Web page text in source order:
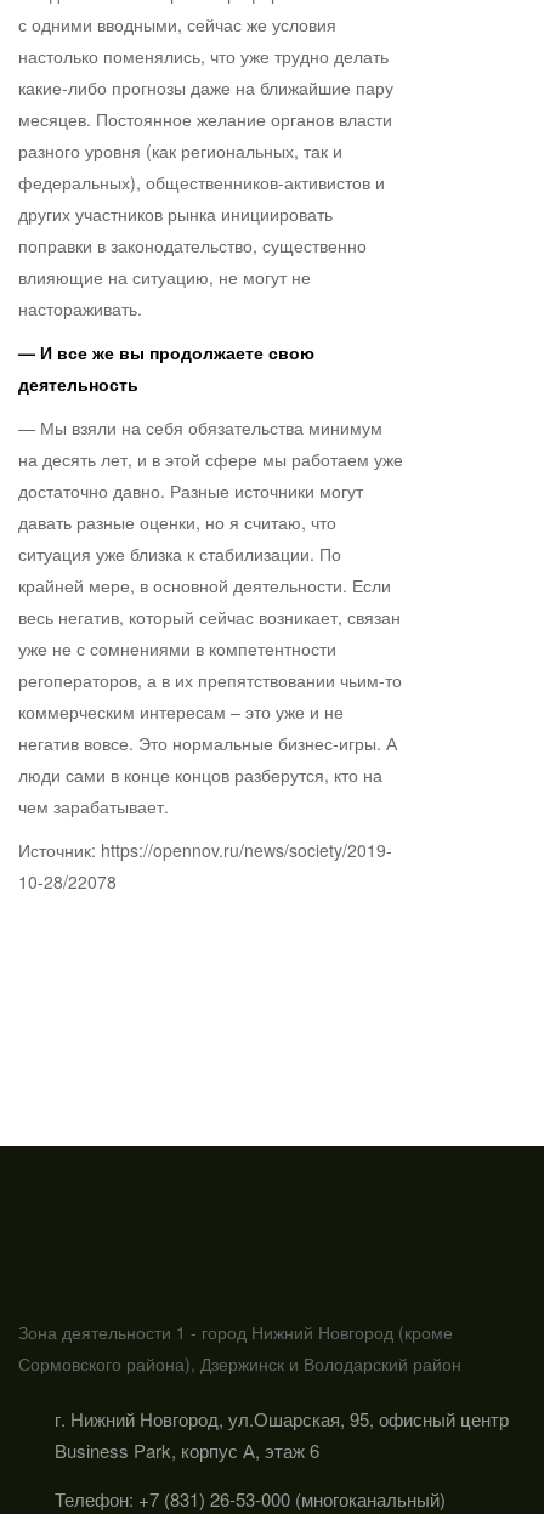
с одними вводными, сейчас же условия
настолько поменялись, что уже трудно делать
какие-либо прогнозы даже на ближайшие пару
месяцев. Постоянное желание органов власти
разного уровня (как региональных, так и
федеральных), общественников-активистов и
других участников рынка инициировать
поправки в законодательство, существенно
влияющие на ситуацию, не могут не
настораживать.
— И все же вы продолжаете свою
деятельность
— Мы взяли на себя обязательства минимум
на десять лет, и в этой сфере мы работаем уже
достаточно давно. Разные источники могут
давать разные оценки, но я считаю, что
ситуация уже близка к стабилизации. По
крайней мере, в основной деятельности. Если
весь негатив, который сейчас возникает, связан
уже не с сомнениями в компетентности
регоператоров, а в их препятствовании чьим-то
коммерческим интересам – это уже и не
негатив вовсе. Это нормальные бизнес-игры. А
люди сами в конце концов разберутся, кто на
чем зарабатывает.
Источник: https://opennov.ru/news/society/2019-
10-28/22078
Зона деятельности 1 - город Нижний Новгород (кроме
Сормовского района), Дзержинск и Володарский район
г. Нижний Новгород, ул.Ошарская, 95, офисный центр
Business Park, корпус А, этаж 6
Телефон: +7 (831) 26-53-000 (многоканальный)